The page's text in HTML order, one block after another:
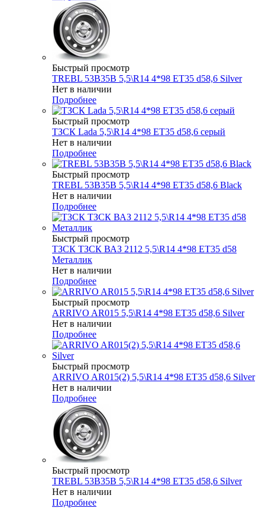
Быстрый просмотр
TREBL 53B35B 5,5\R14 4*98 ET35 d58,6 Silver
Нет в наличии
Подробнее
Быстрый просмотр
ТЗСК Lada 5,5\R14 4*98 ET35 d58,6 серый
Нет в наличии
Подробнее
Быстрый просмотр
TREBL 53B35B 5,5\R14 4*98 ET35 d58,6 Black
Нет в наличии
Подробнее
Быстрый просмотр
ТЗСК ТЗСК ВАЗ 2112 5,5\R14 4*98 ET35 d58
Металлик
Нет в наличии
Подробнее
Быстрый просмотр
ARRIVO AR015 5,5\R14 4*98 ET35 d58,6 Silver
Нет в наличии
Подробнее
Быстрый просмотр
ARRIVO AR015(2) 5,5\R14 4*98 ET35 d58,6 Silver
Нет в наличии
Подробнее
Быстрый просмотр
TREBL 53B35B 5,5\R14 4*98 ET35 d58,6 Silver
Нет в наличии
Подробнее